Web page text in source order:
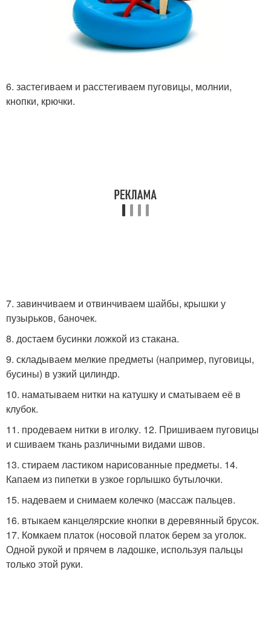
6. застегиваем и расстегиваем пуговицы, молнии,
кнопки, крючки.
7. завинчиваем и отвинчиваем шайбы, крышки у
пузырьков, баночек.
8. достаем бусинки ложкой из стакана.
9. складываем мелкие предметы (например, пуговицы,
бусины) в узкий цилиндр.
10. наматываем нитки на катушку и сматываем её в
клубок.
11. продеваем нитки в иголку. 12. Пришиваем пуговицы
и сшиваем ткань различными видами швов.
13. стираем ластиком нарисованные предметы. 14.
Капаем из пипетки в узкое горлышко бутылочки.
15. надеваем и снимаем колечко (массаж пальцев.
16. втыкаем канцелярские кнопки в деревянный брусок.
17. Комкаем платок (носовой платок берем за уголок.
Одной рукой и прячем в ладошке, используя пальцы
только этой руки.